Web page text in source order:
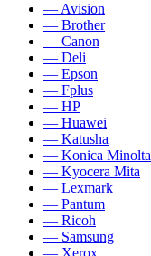
— Avision
— Brother
— Canon
— Deli
— Epson
— Fplus
— HP
— Huawei
— Katusha
— Konica Minolta
— Kyocera Mita
— Lexmark
— Pantum
— Ricoh
— Samsung
— Xerox